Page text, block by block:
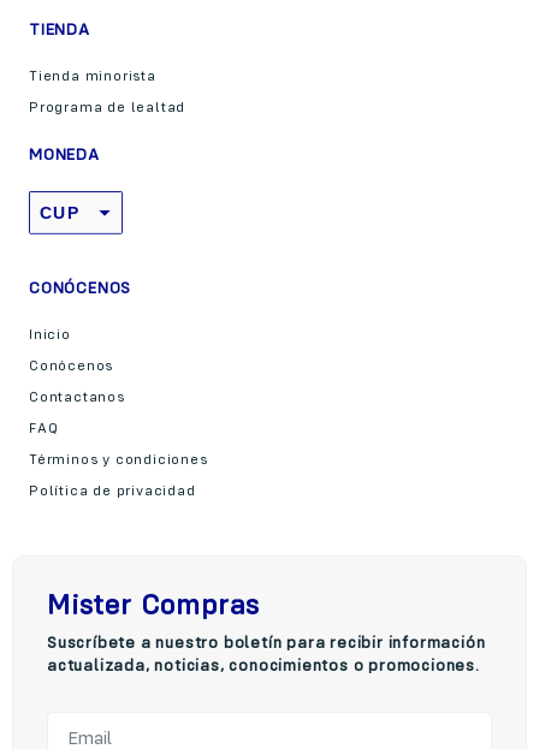
TIENDA
Tienda minorista
Programa de lealtad
MONEDA
CUP
CONÓCENOS
Inicio
Conócenos
Contactanos
FAQ
Términos y condiciones
Política de privacidad
Mister Compras
Suscríbete a nuestro boletín para recibir información
actualizada, noticias, conocimientos o promociones.